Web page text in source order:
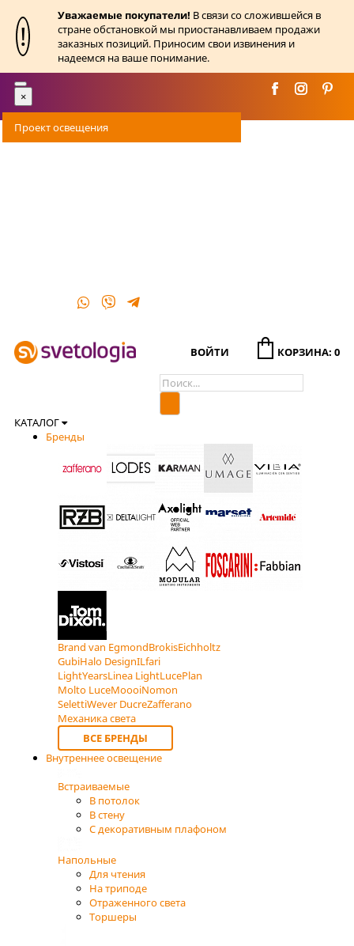
!
Уважаемые покупатели! В связи со сложившейся в
стране обстановкой мы приостанавливаем продажи
заказных позиций. Приносим свои извинения и
надеемся на ваше понимание.
Toggle
navigation
×
Проект освещения
ВОЙТИ КОРЗИНА: 0
КАТАЛОГ
Бренды
Brand van EgmondBrokisEichholtz
GubiHalo DesignILfari
LightYearsLinea LightLucePlan
Molto LuceMoooiNomon
SelettiWever DucreZafferano
Механика света
ВСЕ БРЕНДЫ
Внутреннее освещение
Встраиваемые
В потолок
В стену
С декоративным плафоном
Напольные
Для чтения
На триподе
Отраженного света
Торшеры